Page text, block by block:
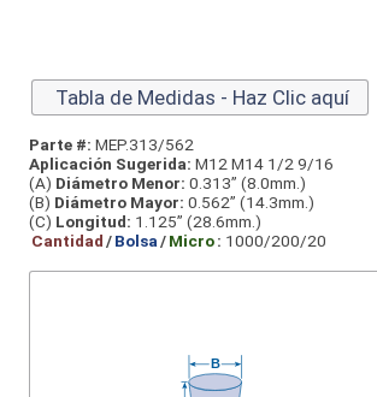
Tabla de Medidas - Haz Clic aquí
Parte #: MEP.313/562
Aplicación Sugerida: M12 M14 1/2 9/16
(A) Diámetro Menor: 0.313” (8.0mm.)
(B) Diámetro Mayor: 0.562” (14.3mm.)
(C) Longitud: 1.125” (28.6mm.)
Cantidad/Bolsa/Micro: 1000/200/20